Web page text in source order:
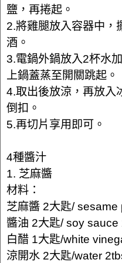
鹽，再捲起。
2.將雞腿放入容器中，
酒。
3.電鍋外鍋放入2杯水
上鍋蓋蒸至開關跳起。
4.取出後放涼，再放入
倒扣。
5.再切片享用即可。
4種醬汁
1. 芝麻醬
材料：
芝麻醬 2大匙/ sesame
醬油 2大匙/ soy sauce
白醋 1大匙/white
涼開水 2大匙/water